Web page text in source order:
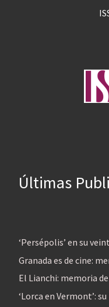
Últimas
‘Persépolis’ en su
Granada es de cine:
El Lianchi: memoria
‘Lorca en Vermont’: